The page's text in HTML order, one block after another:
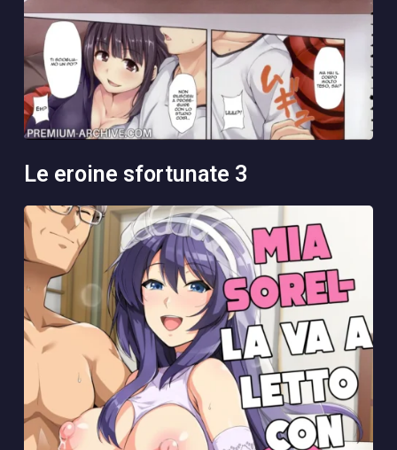
le eroine sfortunate 3